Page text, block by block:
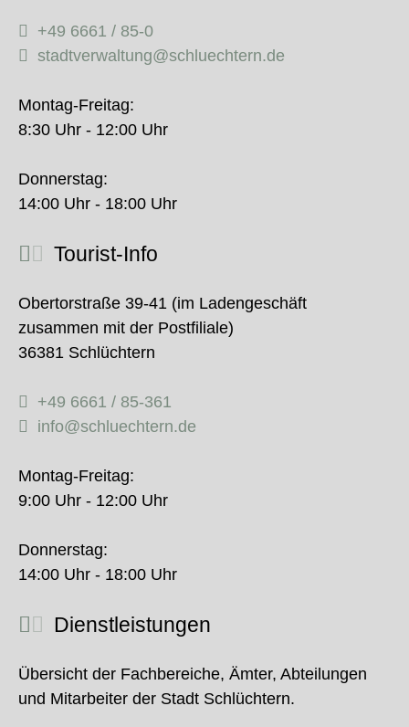
+49 6661 / 85-0
stadtverwaltung@schluechtern.de
Montag-Freitag:
8:30 Uhr - 12:00 Uhr
Donnerstag:
14:00 Uhr - 18:00 Uhr
Tourist-Info
Obertorstraße 39-41 (im Ladengeschäft
zusammen mit der Postfiliale)
36381 Schlüchtern
+49 6661 / 85-361
info@schluechtern.de
Montag-Freitag:
9:00 Uhr - 12:00 Uhr
Donnerstag:
14:00 Uhr - 18:00 Uhr
Dienstleistungen
Übersicht der Fachbereiche, Ämter, Abteilungen
und Mitarbeiter der Stadt Schlüchtern.